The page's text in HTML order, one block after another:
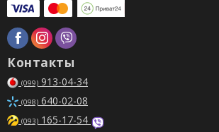
Контакты
(099) 913-04-34
(098) 640-02-08
(093) 165-17-54